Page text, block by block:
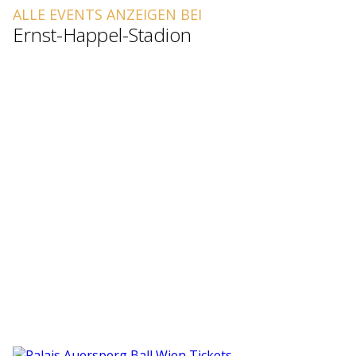
ALLE EVENTS ANZEIGEN BEI
Ernst-Happel-Stadion